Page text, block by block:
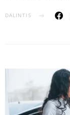
DALINTIS